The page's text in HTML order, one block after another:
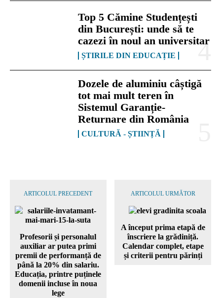
Top 5 Cămine Studențești
din București: unde să te
cazezi în noul an universitar
ȘTIRILE DIN EDUCAȚIE
Dozele de aluminiu câștigă
tot mai mult teren în
Sistemul Garanție-
Returnare din România
CULTURĂ - ȘTIINȚĂ
ARTICOLUL PRECEDENT
Profesorii și personalul
auxiliar ar putea primi
premii de performanță de
până la 20% din salariu.
Educația, printre puținele
domenii incluse în noua
lege
ARTICOLUL URMĂTOR
A început prima etapă de
înscriere la grădiniță.
Calendar complet, etape
și criterii pentru părinți